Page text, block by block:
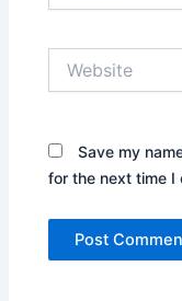
Save my
for the next time I